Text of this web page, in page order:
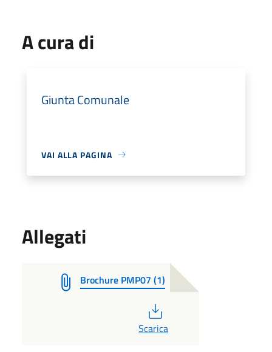
A cura di
Giunta Comunale
VAI ALLA PAGINA
Allegati
Brochure PMP07 (1)
Scarica